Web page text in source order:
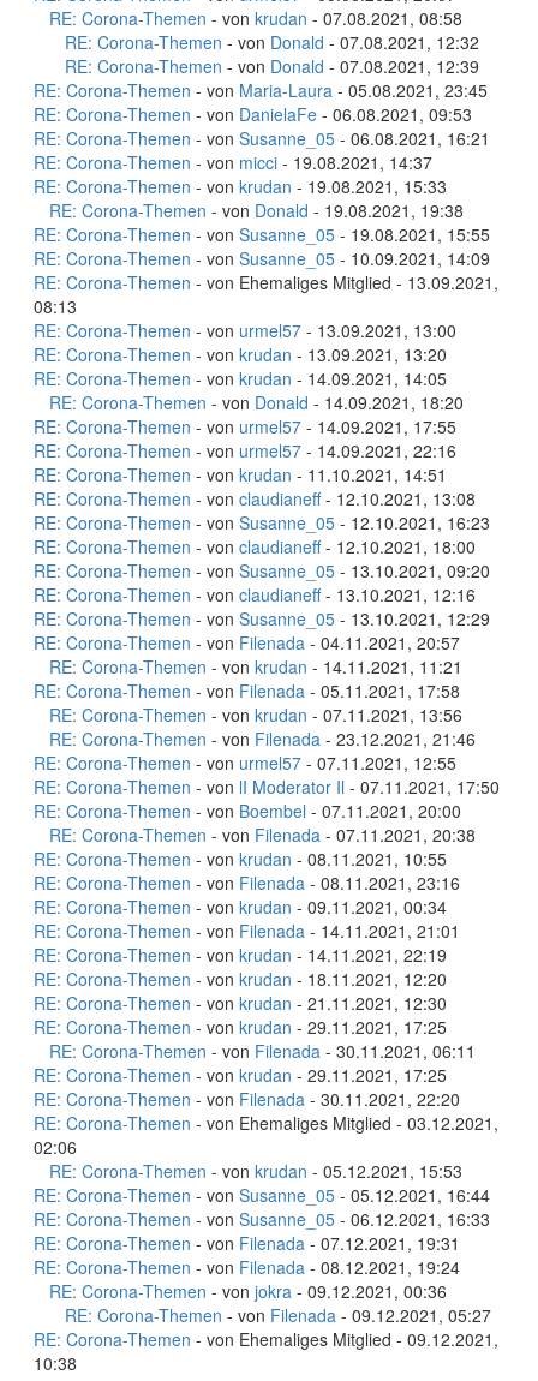
RE: Corona-Themen - von krudan - 07.08.2021, 08:58
RE: Corona-Themen - von Donald - 07.08.2021, 12:32
RE: Corona-Themen - von Donald - 07.08.2021, 12:39
RE: Corona-Themen - von Maria-Laura - 05.08.2021, 23:45
RE: Corona-Themen - von DanielaFe - 06.08.2021, 09:53
RE: Corona-Themen - von Susanne_05 - 06.08.2021, 16:21
RE: Corona-Themen - von micci - 19.08.2021, 14:37
RE: Corona-Themen - von krudan - 19.08.2021, 15:33
RE: Corona-Themen - von Donald - 19.08.2021, 19:38
RE: Corona-Themen - von Susanne_05 - 19.08.2021, 15:55
RE: Corona-Themen - von Susanne_05 - 10.09.2021, 14:09
RE: Corona-Themen - von Ehemaliges Mitglied - 13.09.2021,
08:13
RE: Corona-Themen - von urmel57 - 13.09.2021, 13:00
RE: Corona-Themen - von krudan - 13.09.2021, 13:20
RE: Corona-Themen - von krudan - 14.09.2021, 14:05
RE: Corona-Themen - von Donald - 14.09.2021, 18:20
RE: Corona-Themen - von urmel57 - 14.09.2021, 17:55
RE: Corona-Themen - von urmel57 - 14.09.2021, 22:16
RE: Corona-Themen - von krudan - 11.10.2021, 14:51
RE: Corona-Themen - von claudianeff- 12.10.2021, 13:08
RE: Corona-Themen - von Susanne_05 - 12.10.2021, 16:23
RE: Corona-Themen - von claudianeff- 12.10.2021, 18:00
RE: Corona-Themen - von Susanne_05 - 13.10.2021, 09:20
RE: Corona-Themen - von claudianeff- 13.10.2021, 12:16
RE: Corona-Themen - von Susanne_05 - 13.10.2021, 12:29
RE: Corona-Themen - von Filenada - 04.11.2021, 20:57
RE: Corona-Themen - von krudan - 14.11.2021, 11:21
RE: Corona-Themen - von Filenada - 05.11.2021, 17:58
RE: Corona-Themen - von krudan - 07.11.2021, 13:56
RE: Corona-Themen - von Filenada - 23.12.2021, 21:46
RE: Corona-Themen - von urmel57 - 07.11.2021, 12:55
RE: Corona-Themen - von lI Moderator Il - 07.11.2021, 17:50
RE: Corona-Themen - von Boembel - 07.11.2021, 20:00
RE: Corona-Themen - von Filenada - 07.11.2021, 20:38
RE: Corona-Themen - von krudan - 08.11.2021, 10:55
RE: Corona-Themen - von Filenada - 08.11.2021, 23:16
RE: Corona-Themen - von krudan - 09.11.2021, 00:34
RE: Corona-Themen - von Filenada - 14.11.2021, 21:01
RE: Corona-Themen - von krudan - 14.11.2021, 22:19
RE: Corona-Themen - von krudan - 18.11.2021, 12:20
RE: Corona-Themen - von krudan - 21.11.2021, 12:30
RE: Corona-Themen - von krudan - 29.11.2021, 17:25
RE: Corona-Themen - von Filenada - 30.11.2021, 06:11
RE: Corona-Themen - von krudan - 29.11.2021, 17:25
RE: Corona-Themen - von Filenada - 30.11.2021, 22:20
RE: Corona-Themen - von Ehemaliges Mitglied - 03.12.2021,
02:06
RE: Corona-Themen - von krudan - 05.12.2021, 15:53
RE: Corona-Themen - von Susanne_05 - 05.12.2021, 16:44
RE: Corona-Themen - von Susanne_05 - 06.12.2021, 16:33
RE: Corona-Themen - von Filenada - 07.12.2021, 19:31
RE: Corona-Themen - von Filenada - 08.12.2021, 19:24
RE: Corona-Themen - von jokra - 09.12.2021, 00:36
RE: Corona-Themen - von Filenada - 09.12.2021, 05:27
RE: Corona-Themen - von Ehemaliges Mitglied - 09.12.2021,
10:38